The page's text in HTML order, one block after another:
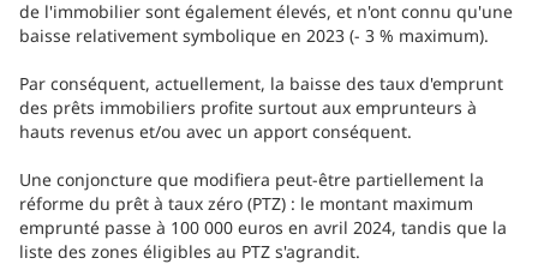
de l'immobilier sont également élevés, et n'ont connu qu'une
baisse relativement symbolique en 2023 (- 3 % maximum).
Par conséquent, actuellement, la baisse des taux d'emprunt
des prêts immobiliers profite surtout aux emprunteurs à
hauts revenus et/ou avec un apport conséquent.
Une conjoncture que modifiera peut-être partiellement la
réforme du prêt à taux zéro (PTZ) : le montant maximum
emprunté passe à 100 000 euros en avril 2024, tandis que la
liste des zones éligibles au PTZ s'agrandit.